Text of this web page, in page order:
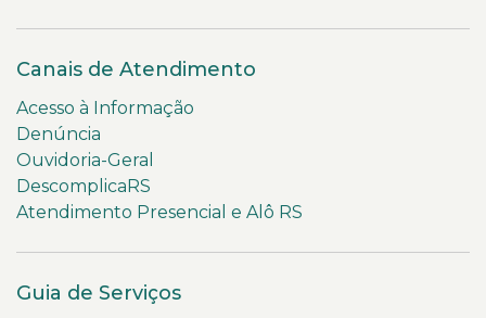
Canais de Atendimento
Acesso à Informação
Denúncia
Ouvidoria-Geral
DescomplicaRS
Atendimento Presencial e Alô RS
Guia de Serviços